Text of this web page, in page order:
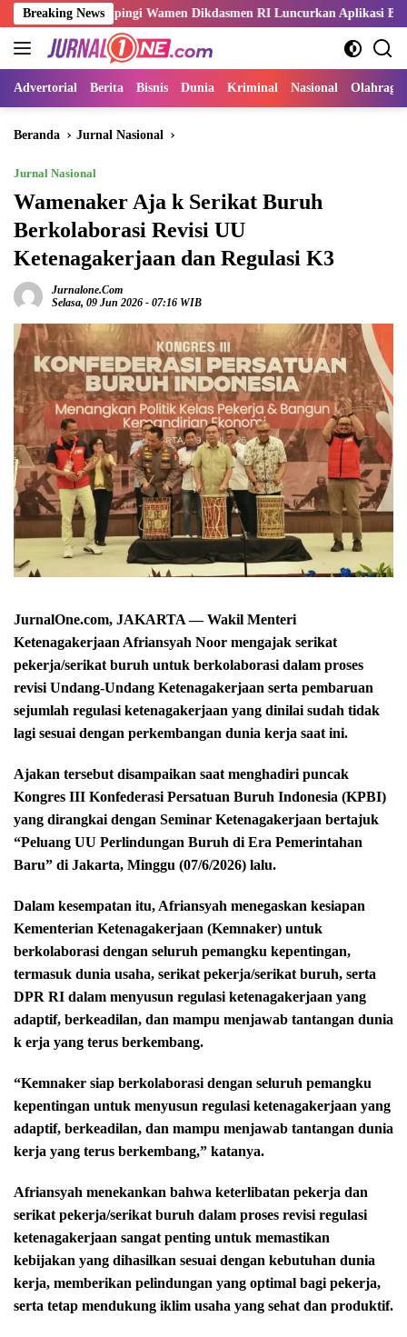
Langsung
ke
konten
Breaking News
Wamen Dikdasmen RI Luncurkan Aplikasi Bungo Pintar
Advertorial Berita Bisnis Dunia Kriminal Nasional Olahraga
Beranda Jurnal Nasional
Jurnal Nasional
Wamenaker Aja k Serikat Buruh
Berkolaborasi Revisi UU
Ketenagakerjaan dan Regulasi K3
Jurnalone.com
Selasa, 09 Jun 2026 - 07:16 WIB
JurnalOne.com, JAKARTA — Wakil Menteri
Ketenagakerjaan Afriansyah Noor mengajak serikat
pekerja/serikat buruh untuk berkolaborasi dalam proses
revisi Undang-Undang Ketenagakerjaan serta pembaruan
sejumlah regulasi ketenagakerjaan yang dinilai sudah tidak
lagi sesuai dengan perkembangan dunia kerja saat ini.
Ajakan tersebut disampaikan saat menghadiri puncak
Kongres III Konfederasi Persatuan Buruh Indonesia (KPBI)
yang dirangkai dengan Seminar Ketenagakerjaan bertajuk
“Peluang UU Perlindungan Buruh di Era Pemerintahan
Baru” di Jakarta, Minggu (07/6/2026) lalu.
Dalam kesempatan itu, Afriansyah menegaskan kesiapan
Kementerian Ketenagakerjaan (Kemnaker) untuk
berkolaborasi dengan seluruh pemangku kepentingan,
termasuk dunia usaha, serikat pekerja/serikat buruh, serta
DPR RI dalam menyusun regulasi ketenagakerjaan yang
adaptif, berkeadilan, dan mampu menjawab tantangan dunia
k erja yang terus berkembang.
“Kemnaker siap berkolaborasi dengan seluruh pemangku
kepentingan untuk menyusun regulasi ketenagakerjaan yang
adaptif, berkeadilan, dan mampu menjawab tantangan dunia
kerja yang terus berkembang,” katanya.
Afriansyah menekankan bahwa keterlibatan pekerja dan
serikat pekerja/serikat buruh dalam proses revisi regulasi
ketenagakerjaan sangat penting untuk memastikan
kebijakan yang dihasilkan sesuai dengan kebutuhan dunia
kerja, memberikan pelindungan yang optimal bagi pekerja,
serta tetap mendukung iklim usaha yang sehat dan produktif.